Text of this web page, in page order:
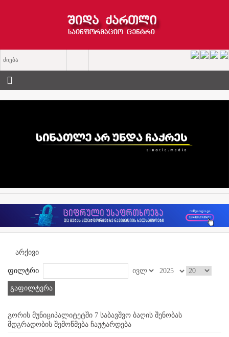
არქივი
ფილტრი
გაფილტვრა
გორის მუნიციპალიტეტში 7 საბავშვო ბაღის შენობას
მდგრადობის შემოწმება ჩაუტარდება